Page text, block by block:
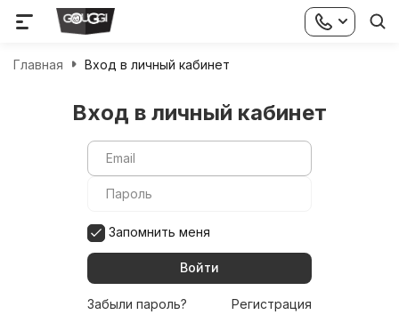
Главная Вход в личный кабинет
Вход в личный кабинет
Запомнить меня
Забыли пароль? Регистрация